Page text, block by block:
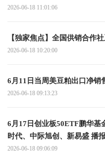
2026-06-18 11:01:06
【独家焦点】全国供销合作
2026-06-18 10:20:00
6月11日当周美豆粕出口净销
2026-06-18 09:13:23
6月17日创业板50ETF鹏华基
时代、中际旭创、新易盛 播
2026-06-18 09:06:09